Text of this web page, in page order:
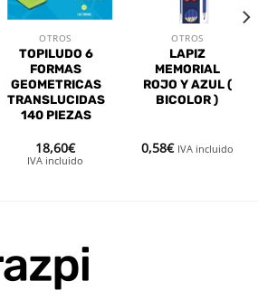
OTROS
TOPILUDO 6
FORMAS
GEOMETRICAS
TRANSLUCIDAS
140 PIEZAS
18,60€
IVA incluido
OTROS
LAPIZ
MEMORIAL
ROJO Y AZUL (
BICOLOR )
0,58€ IVA incluido